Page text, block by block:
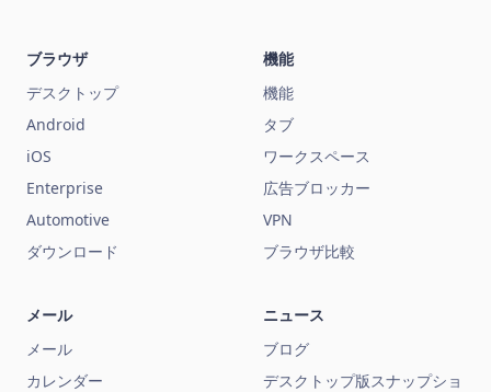
ブラウザ
デスクトップ
Android
iOS
Enterprise
Automotive
ダウンロード
機能
機能
タブ
ワークスペース
広告ブロッカー
VPN
ブラウザ比較
メール
メール
カレンダー
ニュース
ブログ
デスクトップ版スナップショ